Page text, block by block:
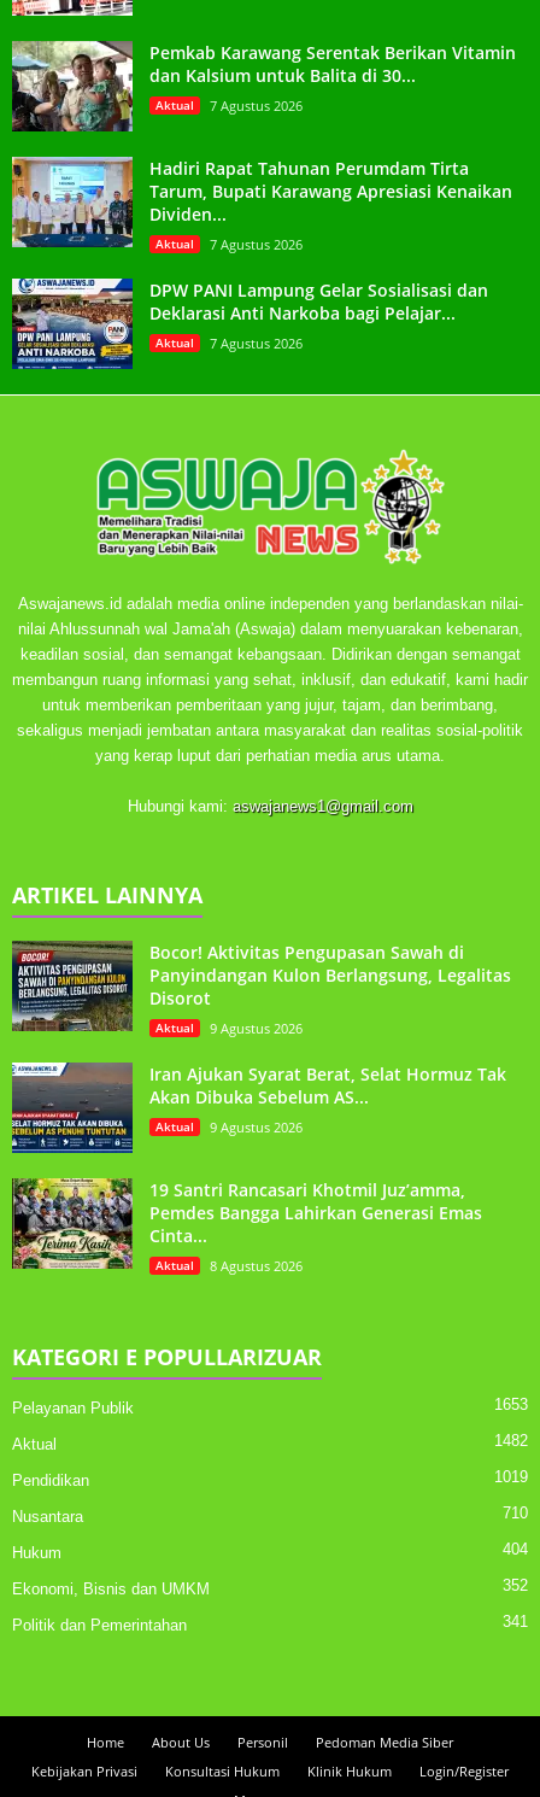
Pemkab Karawang Serentak Berikan Vitamin
dan Kalsium untuk Balita di 30...
Aktual 7 Agustus 2026
Hadiri Rapat Tahunan Perumdam Tirta
Tarum, Bupati Karawang Apresiasi Kenaikan
Dividen...
Aktual 7 Agustus 2026
DPW PANI Lampung Gelar Sosialisasi dan
Deklarasi Anti Narkoba bagi Pelajar...
Aktual 7 Agustus 2026
Aswajanews.id adalah media online independen yang berlandaskan nilai-
nilai Ahlussunnah wal Jama'ah (Aswaja) dalam menyuarakan kebenaran,
keadilan sosial, dan semangat kebangsaan. Didirikan dengan semangat
membangun ruang informasi yang sehat, inklusif, dan edukatif, kami hadir
untuk memberikan pemberitaan yang jujur, tajam, dan berimbang,
sekaligus menjadi jembatan antara masyarakat dan realitas sosial-politik
yang kerap luput dari perhatian media arus utama.
Hubungi kami: aswajanews1@gmail.com
ARTIKEL LAINNYA
Bocor! Aktivitas Pengupasan Sawah di
Panyindangan Kulon Berlangsung, Legalitas
Disorot
Aktual 9 Agustus 2026
Iran Ajukan Syarat Berat, Selat Hormuz Tak
Akan Dibuka Sebelum AS...
Aktual 9 Agustus 2026
19 Santri Rancasari Khotmil Juz’amma,
Pemdes Bangga Lahirkan Generasi Emas
Cinta...
Aktual 8 Agustus 2026
KATEGORI E POPULLARIZUAR
Pelayanan Publik 1653
Aktual 1482
Pendidikan 1019
Nusantara 710
Hukum 404
Ekonomi, Bisnis dan UMKM 352
Politik dan Pemerintahan 341
Home About Us Personil
Pedoman Media Siber
Kebijakan Privasi
Konsultasi Hukum Klinik Hukum
Login/Register